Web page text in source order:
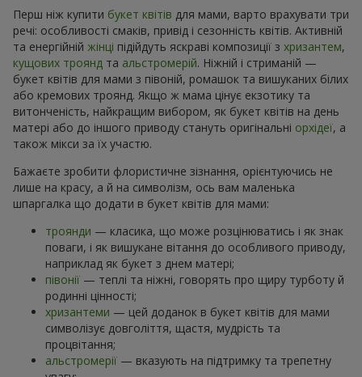
Перш ніж купити букет квітів для мами, варто врахувати три
речі: особливості смаків, привід і сезонність квітів. Активній
та енергійній жінці підійдуть яскраві композиції з хризантем,
кущових троянд та альстромерій. Ніжній і стриманій —
букет квітів для мами з півоній, ромашок та вишуканих білих
або кремових троянд. Якщо ж мама цінує екзотику та
витонченість, найкращим вибором, як букет квітів на день
матері або до іншого приводу стануть оригінальні орхідеї, а
також мікси за їх участю.
Бажаєте зробити флористичне зізнання, орієнтуючись не
лише на красу, а й на символізм, ось вам маленька
шпаргалка що додати в букет квітів для мами:
троянди — класика, що може розцінюватись і як знак
поваги, і як вишукане вітання до особливого приводу,
наприклад як букет з днем матері;
півонії — теплі та ніжні, говорять про щиру турботу й
родинні цінності;
хризантеми — цей доданок в букет квітів для мами
символізує довголіття, щастя, мудрість та
процвітання;
альстромерії — вказують на підтримку та трепетну